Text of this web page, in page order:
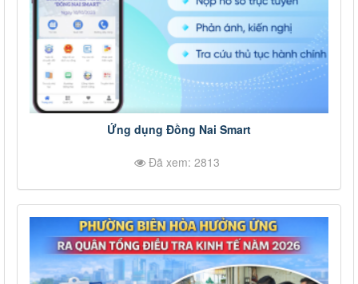
Ứng dụng Đồng Nai Smart
Đã xem: 2813